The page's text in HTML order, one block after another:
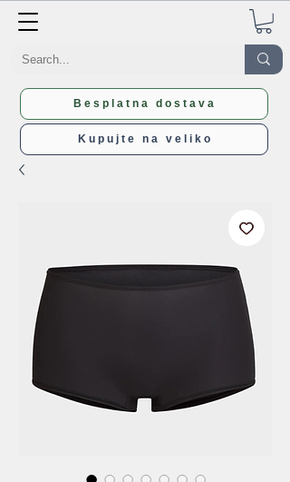
Besplatna dostava
Kupujte na veliko